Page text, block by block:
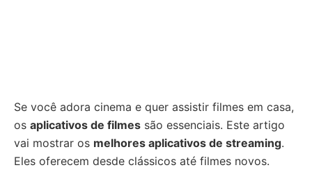
Se você adora cinema e quer assistir filmes em casa,
os aplicativos de filmes são essenciais. Este artigo
vai mostrar os melhores aplicativos de streaming.
Eles oferecem desde clássicos até filmes novos.